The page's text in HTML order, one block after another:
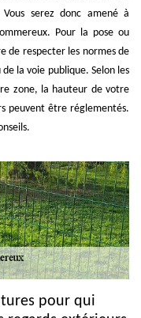
serez donc amené à
Pour la pose ou
de respecter les normes de
la voie publique. Selon les
zone, la hauteur de votre
peuvent être réglementés.
pour qui